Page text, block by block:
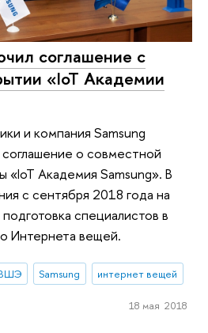
соглашение с
«IoT Академии
и компания Samsung
о совместной
«IoT Академия Samsung». В
с сентября 2018 года на
специалистов в
Интернета вещей.
Samsung интернет вещей
18 мая 2018